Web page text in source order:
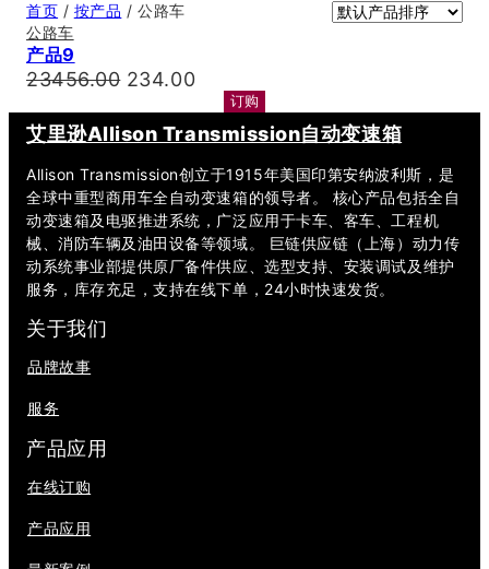
首页 / 按产品 / 公路车
品
公路车
产品9
23456.00 原
为：
234.00当
价
为：
234.00。
订购
艾里逊Allison Transmission自动变速箱
Allison Transmission创立于1915年美国印第安纳波利斯，是
全球中重型商用车全自动变速箱的领导者。 核心产品包括全自
动变速箱及电驱推进系统，广泛应用于卡车、客车、工程机
械、消防车辆及油田设备等领域。 巨链供应链（上海）动力传
动系统事业部提供原厂备件供应、选型支持、安装调试及维护
服务，库存充足，支持在线下单，24小时快速发货。
关于我们
品牌故事
服务
产品应用
在线订购
产品应用